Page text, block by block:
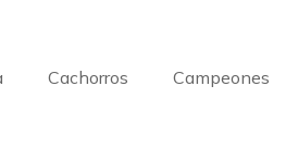
Cachorros Campeones